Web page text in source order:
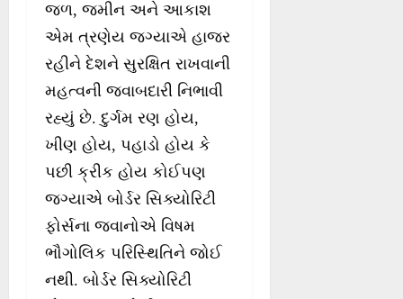
જળ, જમીન અને આકાશ
એમ ત્રણેય જગ્યાએ હાજર
રહીને દેશને સુરક્ષિત રાખવાની
મહત્વની જવાબદારી નિભાવી
રહ્યું છે. દુર્ગમ રણ હોય,
ખીણ હોય, પહાડો હોય કે
પછી ક્રીક હોય કોઈપણ
જગ્યાએ બોર્ડર સિક્યોરિટી
ફોર્સના જવાનોએ વિષમ
ભૌગોલિક પરિસ્થિતિને જોઈ
નથી. બોર્ડર સિક્યોરિટી